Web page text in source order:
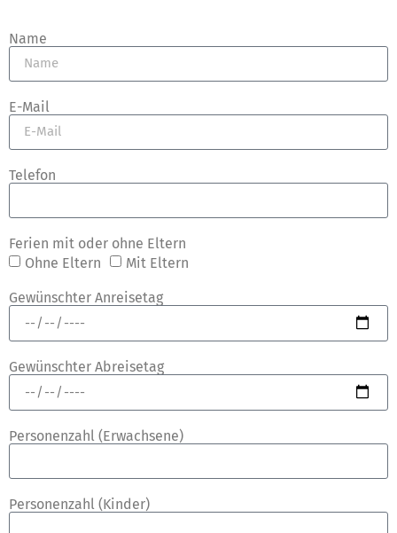
Name
E-Mail
Telefon
Ferien mit oder ohne Eltern
Ohne Eltern
Mit Eltern
Gewünschter Anreisetag
Gewünschter Abreisetag
Personenzahl (Erwachsene)
Personenzahl (Kinder)